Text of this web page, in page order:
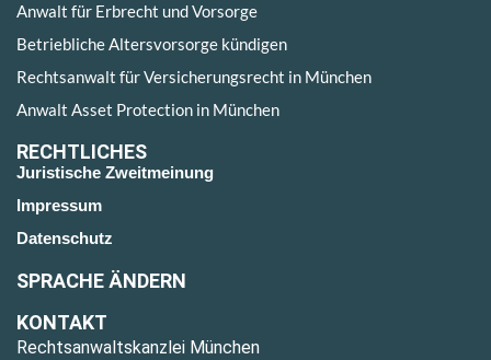
Anwalt für Erbrecht und Vorsorge
Betriebliche Altersvorsorge kündigen
Rechtsanwalt für Versicherungsrecht in München
Anwalt Asset Protection in München
RECHTLICHES
Juristische Zweitmeinung
Impressum
Datenschutz
SPRACHE ÄNDERN
KONTAKT
Rechtsanwaltskanzlei München